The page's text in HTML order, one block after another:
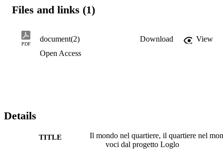
tentato di sviluppare un percorso inedito lavorando a una
Files and links (1)
PDF
document(2) Download
View
Open Access
Details
TITLE
Il mondo nel quartiere, il quartiere nel
voci dal progetto Loglo